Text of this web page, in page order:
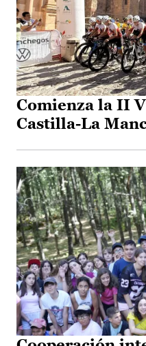
Comienza la II
Castilla-La